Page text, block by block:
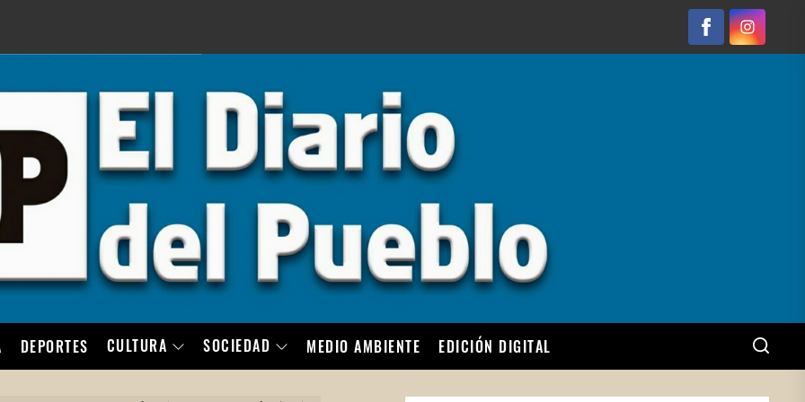
FacebookInstagram
DEPORTES CULTURA SOCIEDAD MEDIO AMBIENTE EDICIÓN DIGITAL